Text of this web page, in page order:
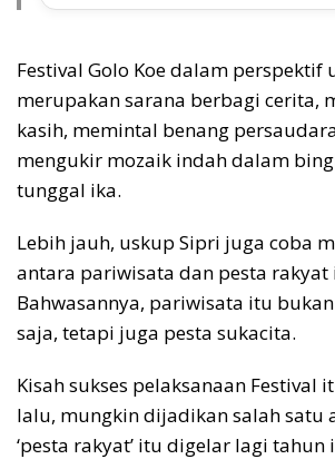
Festival Golo Koe dalam perspektif
merupakan sarana berbagi cerita,
kasih, memintal benang
mengukir mozaik indah dalam
tunggal ika.
Lebih jauh, uskup Sipri juga coba
antara pariwisata dan pesta rakyat
Bahwasannya, pariwisata itu
saja, tetapi juga pesta sukacita.
Kisah sukses pelaksanaan Festival
lalu, mungkin dijadikan salah satu
‘pesta rakyat’ itu digelar lagi tahun